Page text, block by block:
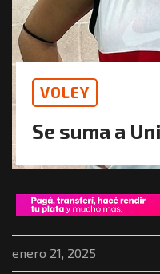
VOLEY
Se suma a
enero 21, 2025